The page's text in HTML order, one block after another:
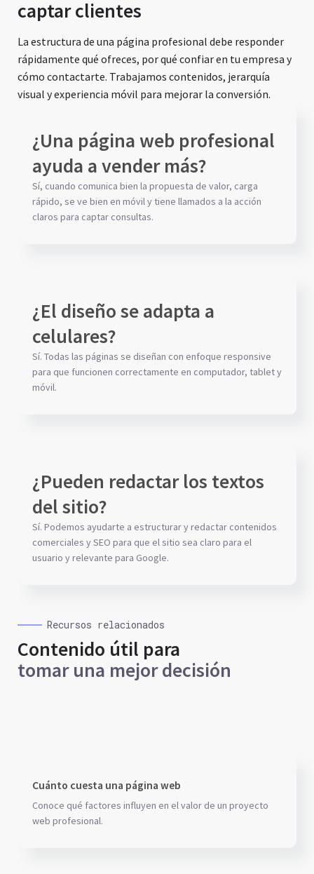
captar clientes
La estructura de una página profesional debe responder
rápidamente qué ofreces, por qué confiar en tu empresa y
cómo contactarte. Trabajamos contenidos, jerarquía
visual y experiencia móvil para mejorar la conversión.
¿Una página web profesional
ayuda a vender más?
Sí, cuando comunica bien la propuesta de valor, carga
rápido, se ve bien en móvil y tiene llamados a la acción
claros para captar consultas.
¿El diseño se adapta a
celulares?
Sí. Todas las páginas se diseñan con enfoque responsive
para que funcionen correctamente en computador, tablet y
móvil.
¿Pueden redactar los textos
del sitio?
Sí. Podemos ayudarte a estructurar y redactar contenidos
comerciales y SEO para que el sitio sea claro para el
usuario y relevante para Google.
Recursos relacionados
Contenido útil para
tomar una mejor decisión
Cuánto cuesta una página web
Conoce qué factores influyen en el valor de un proyecto
web profesional.